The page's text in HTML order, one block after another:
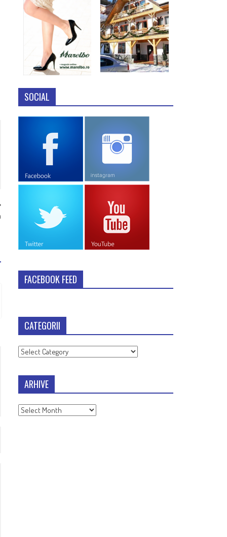
SOCIAL
FACEBOOK FEED
CATEGORII
Categorii
ARHIVE
Arhive